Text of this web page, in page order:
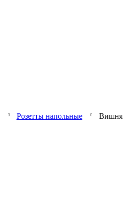
Розетты напольные
Вишня